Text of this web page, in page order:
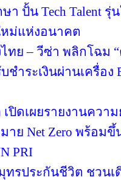
า ปั้น Tech Talent
ม่แห่งอนาคต
ย – วีซ่า พลิกโฉม “
ชำระเงินผ่านเครื่อ
ปิดเผยรายงานควา
มาย Net Zero พร้อ
PRI
ทรประกันชีวิต ชวนเ